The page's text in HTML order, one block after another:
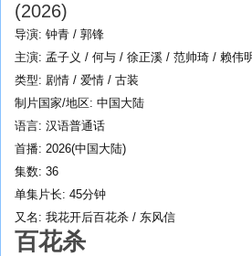
(2026)
导演: 钟青 / 郭锋
主演: 孟子义 / 何与 / 徐正溪 / 范帅琦 / 赖伟
类型: 剧情 / 爱情 / 古装
制片国家/地区: 中国大陆
语言: 汉语普通话
首播: 2026(中国大陆)
集数: 36
单集片长: 45分钟
又名: 我花开后百花杀 / 东风信
百花杀